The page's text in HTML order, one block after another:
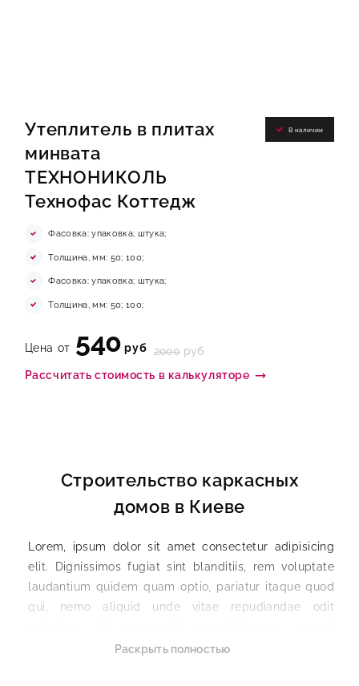
В наличии
Утеплитель в плитах
минвата
ТЕХНОНИКОЛЬ
Технофас Коттедж
Фасовка: упаковка; штука;
Толщина, мм: 50; 100;
Фасовка: упаковка; штука;
Толщина, мм: 50; 100;
Цена от 540 руб 2000 руб
Рассчитать стоимость в калькуляторе
Строительство каркасных
домов в Киеве
Lorem, ipsum dolor sit amet consectetur adipisicing
elit. Dignissimos fugiat sint blanditiis, rem voluptate
laudantium quidem quam optio, pariatur itaque quod
qui, nemo aliquid unde vitae repudiandae odit
numquam? Mollitia asperiores illum ratione vero quo
Раскрыть полностью